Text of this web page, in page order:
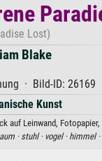
Lost)
Blake
· Bild-ID: 26169
Kunst
auf Leinwand,
· stuhl · vogel · himmel ·